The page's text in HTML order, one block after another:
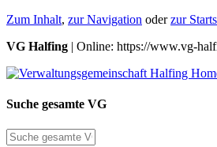
Zum Inhalt, zur Navigation oderzur
VG Halfing | Online: https://www.vg-
Suche gesamte VG